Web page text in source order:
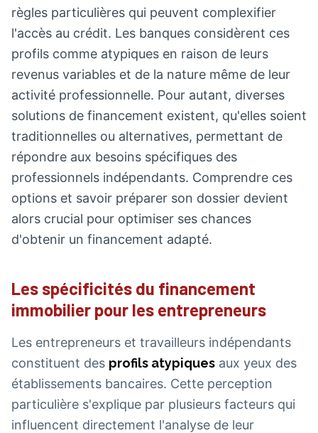
règles particulières qui peuvent complexifier
l'accès au crédit. Les banques considèrent ces
profils comme atypiques en raison de leurs
revenus variables et de la nature même de leur
activité professionnelle. Pour autant, diverses
solutions de financement existent, qu'elles soient
traditionnelles ou alternatives, permettant de
répondre aux besoins spécifiques des
professionnels indépendants. Comprendre ces
options et savoir préparer son dossier devient
alors crucial pour optimiser ses chances
d'obtenir un financement adapté.
Les spécificités du financement
immobilier pour les entrepreneurs
Les entrepreneurs et travailleurs indépendants
constituent des profils atypiques aux yeux des
établissements bancaires. Cette perception
particulière s'explique par plusieurs facteurs qui
influencent directement l'analyse de leur